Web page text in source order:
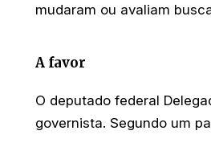
mudaram ou avaliam
A favor
O deputado federal
governista. Segundo um